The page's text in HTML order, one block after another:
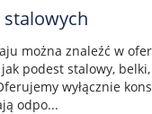
można znaleźć w
podest stalowy,
wyłącznie
odpo...